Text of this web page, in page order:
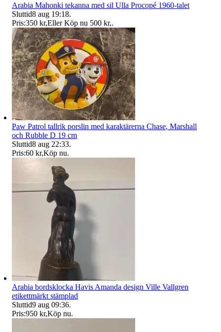
Arabia Mahonki tekanna med sil Ulla Procopé 1960-talet
Sluttid8 aug 19:18.
Pris:350 kr,Eller Köp nu 500 kr,.
Paw Patrol tallrik porslin med karaktärerna Chase, Marshall
och Rubble D 19 cm
Sluttid8 aug 22:33.
Pris:60 kr,Köp nu.
Arabia bordsklocka Havis Amanda design Ville Vallgren
etikettmärkt stämplad
Sluttid9 aug 09:36.
Pris:950 kr,Köp nu.